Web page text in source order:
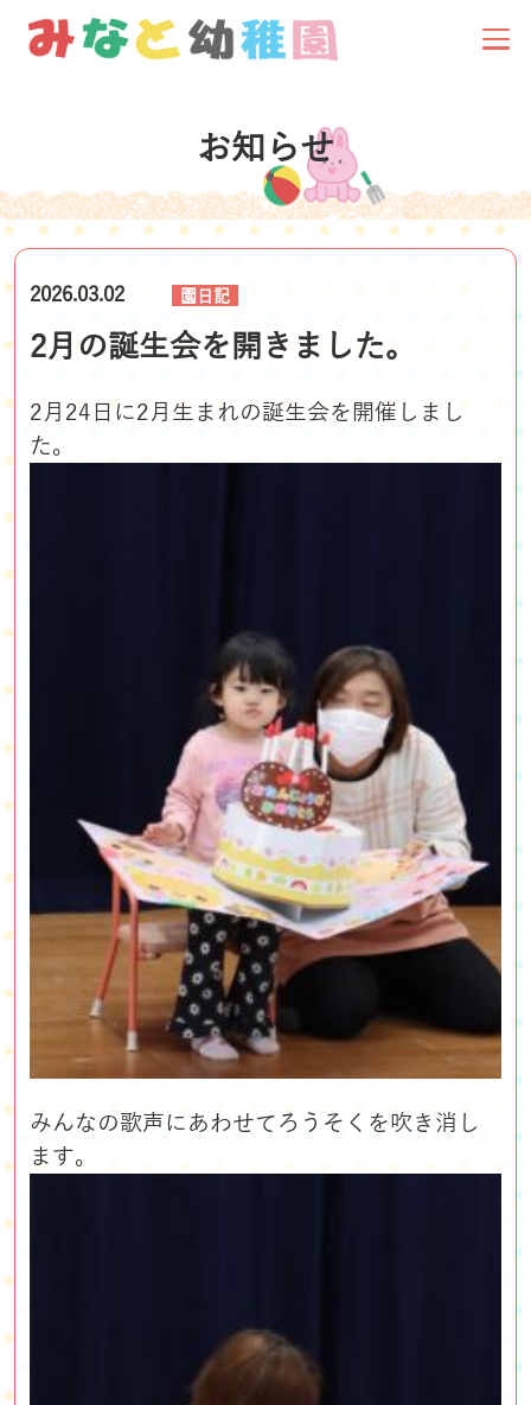
お知らせ
2026.03.02 園日記
2月の誕生会を開きました。
2月24日に2月生まれの誕生会を開催しまし
た。
みんなの歌声にあわせてろうそくを吹き消し
ます。